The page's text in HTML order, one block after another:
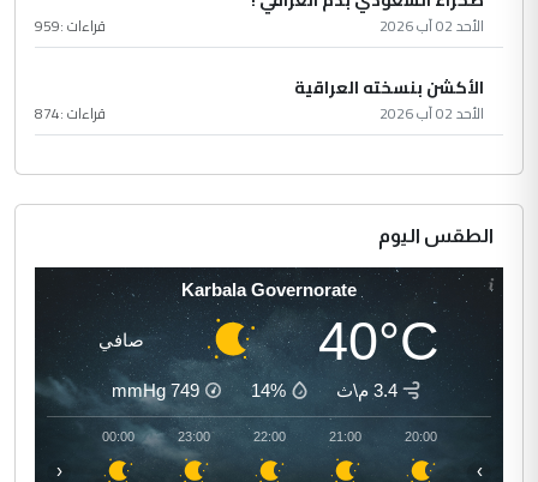
الأحد 02 آب 2026 قراءات :959
الأكشن بنسخته العراقية
الأحد 02 آب 2026 قراءات :874
الطقس اليوم
Karbala Governorate
40°C صافي
3.4 م\ث 14%
749
mmHg
20:00
21:00
22:00
23:00
00:00
‹ ›